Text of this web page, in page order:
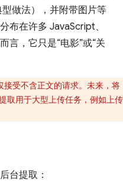
型做法），并附带图片等
布在许多 JavaScript、
言，它只是“电影”或“关
接受不含正文的请求。未来，将
取用于大型上传任务，例如上传
台提取：